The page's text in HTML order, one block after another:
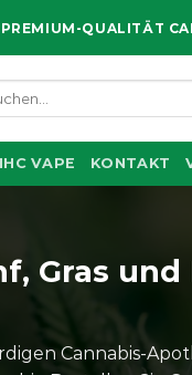
QUALITÄT
VAPE KONTAKT
Gras
Cannabis-